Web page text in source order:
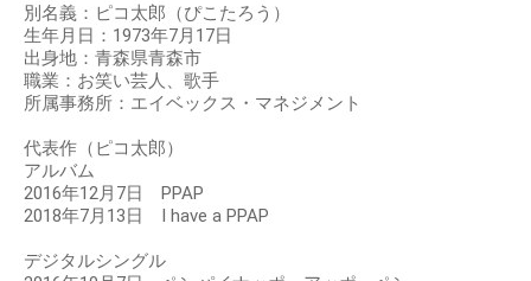
別名義：ピコ太郎（ぴこたろう）
生年月日：1973年7月17日
出身地：青森県青森市
職業：お笑い芸人、歌手
所属事務所：エイベックス・マネジメント
代表作（ピコ太郎）
アルバム
2016年12月7日 PPAP
2018年7月13日 I have a PPAP
デジタルシングル